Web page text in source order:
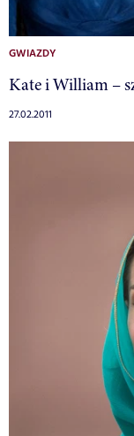
GWIAZDY
Kate i William –
27.02.2011